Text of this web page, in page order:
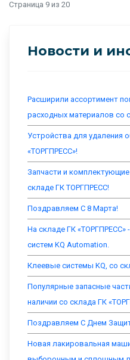
Страница 9 из 20
Новости и
Расширили ассортимент
расходных материалов со
Устройства для удаления
«ТОРГПРЕСС»!
Запчасти и
складе ГК ТОРГПРЕСС!
Поздравляем С 8 Марта!
На складе ГК «ТОРГПРЕСС»
систем KQ Automation.
Клеевые системы KQ, со
Популярные запасные
наличии со склада ГК
Поздравляем С Днем
Новая лакировальная